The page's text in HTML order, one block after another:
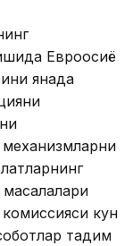
Евроосиё
янада
комиссияси кун
тақдим